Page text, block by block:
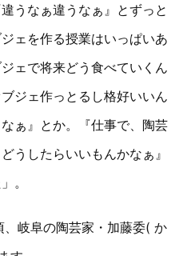
うなぁ違うなぁ』とずっと
ェを作る授業はいっぱいあ
ェで将来どう食べていくん
ジェ作っとるし格好いいん
ぁ』とか。『仕事で、陶芸
うしたらいいもんかなぁ』
。
岐阜の陶芸家・加藤委( か